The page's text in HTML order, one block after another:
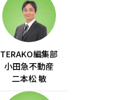
TERAKO編集部
小田急不動産
二本松 敏